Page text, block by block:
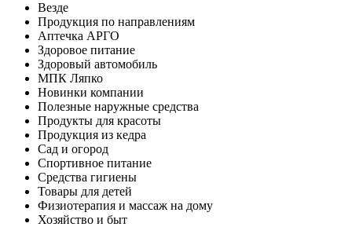
Везде
Продукция по направлениям
Аптечка АРГО
Здоровое питание
Здоровый автомобиль
МПК Ляпко
Новинки компании
Полезные наружные средства
Продукты для красоты
Продукция из кедра
Сад и огород
Спортивное питание
Средства гигиены
Товары для детей
Физиотерапия и массаж на дому
Хозяйство и быт